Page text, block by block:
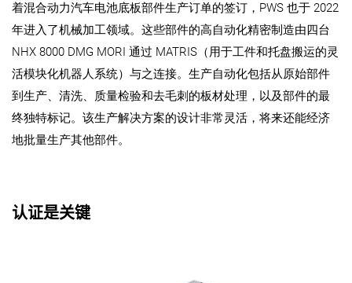
着混合动力汽车电池底板部件生产订单的签订，PWS 也于 2022
年进入了机械加工领域。这些部件的高自动化精密制造由四台
NHX 8000 DMG MORI 通过 MATRIS（用于工件和托盘搬运的灵
活模块化机器人系统）与之连接。生产自动化包括从原始部件
到生产、清洗、质量检验和去毛刺的板材处理，以及部件的最
终独特标记。该生产解决方案的设计非常灵活，将来还能经济
地批量生产其他部件。
认证是关键